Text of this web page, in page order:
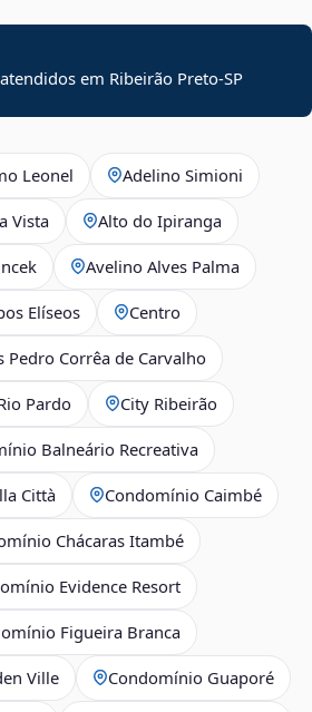
em Ribeirão Preto-SP
Leonel Adelino Simioni
Vista Alto do Ipiranga
Avelino Alves Palma
Elíseos Centro
Pedro Corrêa de Carvalho
Pardo City Ribeirão
Balneário Recreativa
Città Condomínio Caimbé
Chácaras Itambé
Evidence Resort
Figueira Branca
Ville Condomínio Guaporé